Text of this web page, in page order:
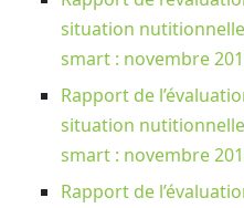
situation
smart : novembre
Rapport de
situation
smart : novembre
Rapport de